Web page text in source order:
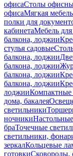
офисаСтолы
офисаМягкая
полки для
кабинетаМебель
балкона, лоджии
стулья садовые
балкона, лоджии
балкона, лоджии
балкона, лоджии
балкона, лоджии
лоджииКомпактные
дома, бакалея
светильники
ночники
браТочечные
светильники,
зеркалКольцевые
готовкиСковороды,